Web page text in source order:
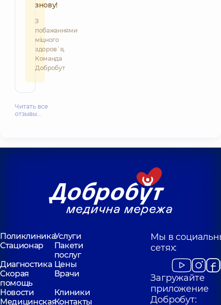
знову!
З
побажаннями
міцного
здоров`я,
Команда
Добробут
Читать все
отзывы…
ПоликлиникаУслуги
Стационар
Пакети
послуг
Диагностика Цены
Скорая
помощь
Врачи
Новости
Клиники
МедицинскаяКонтакты
Мы в
сетях:
Загружайте
приложение
Добробут: